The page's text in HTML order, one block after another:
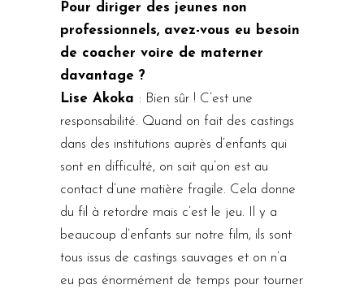
Pour diriger des jeunes non
professionnels, avez-vous eu besoin
de coacher voire de materner
davantage ?
Lise Akoka : Bien sûr ! C’est une
responsabilité. Quand on fait des castings
dans des institutions auprès d’enfants qui
sont en difficulté, on sait qu’on est au
contact d’une matière fragile. Cela donne
du fil à retordre mais c’est le jeu. Il y a
beaucoup d’enfants sur notre film, ils sont
tous issus de castings sauvages et on n’a
eu pas énormément de temps pour tourner